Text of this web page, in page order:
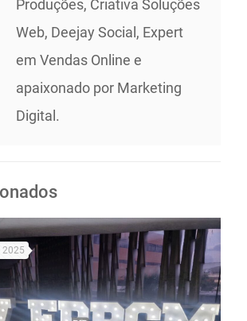
Produções, Criativa Soluções
Web, Deejay Social, Expert
em Vendas Online e
apaixonado por Marketing
Digital.
2025